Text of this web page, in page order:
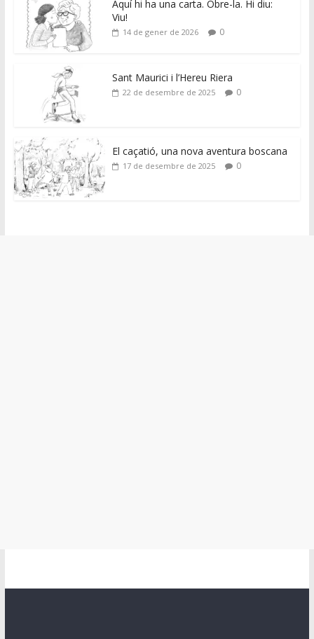
Aquí hi ha una carta. Obre-la. Hi diu:
Viu!
14 de gener de 2026 0
Sant Maurici i l’Hereu Riera
22 de desembre de 2025 0
El caçatió, una nova aventura boscana
17 de desembre de 2025 0